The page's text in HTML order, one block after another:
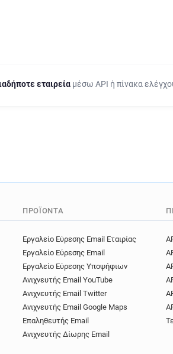
εταιρεία μέσω API ή πίνακα
ΠΡΟΪΌΝΤΑ
Εργαλείο Εύρεσης Email Εταιρίας
Εργαλείο Εύρεσης Email
Εργαλείο Εύρεσης Υποψήφιων
Ανιχνευτής Email YouTube
Ανιχνευτής Email Twitter
Ανιχνευτής Email Google Maps
Επαληθευτής Email
Ανιχνευτής Δίωρης Email